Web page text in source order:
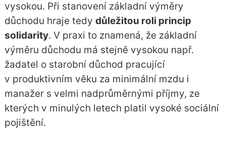
vysokou. Při stanovení základní výměry
důchodu hraje tedy důležitou roli princip
solidarity. V praxi to znamená, že základní
výměru důchodu má stejně vysokou např.
žadatel o starobní důchod pracující
v produktivním věku za minimální mzdu i
manažer s velmi nadprůměrnými příjmy, ze
kterých v minulých letech platil vysoké sociální
pojištění.